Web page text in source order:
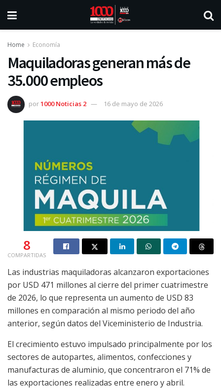
Home Economía
Maquiladoras generan más de
35.000 empleos
por1000 Noticias 2 16 de mayo de 2026
8
COMPARTIDAS
Las industrias maquiladoras alcanzaron exportaciones
por USD 471 millones al cierre del primer cuatrimestre
de 2026, lo que representa un aumento de USD 83
millones en comparación al mismo periodo del año
anterior, según datos del Viceministerio de Industria.
El crecimiento estuvo impulsado principalmente por los
sectores de autopartes, alimentos, confecciones y
manufacturas de aluminio, que concentraron el 71% de
las exportaciones realizadas entre enero y abril.